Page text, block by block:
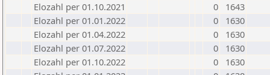
Elozahl per 01.10.2021
0
1643
Elozahl per 01.01.2022
0
1630
Elozahl per 01.04.2022
0
1630
Elozahl per 01.07.2022
0
1630
Elozahl per 01.10.2022
0
1630